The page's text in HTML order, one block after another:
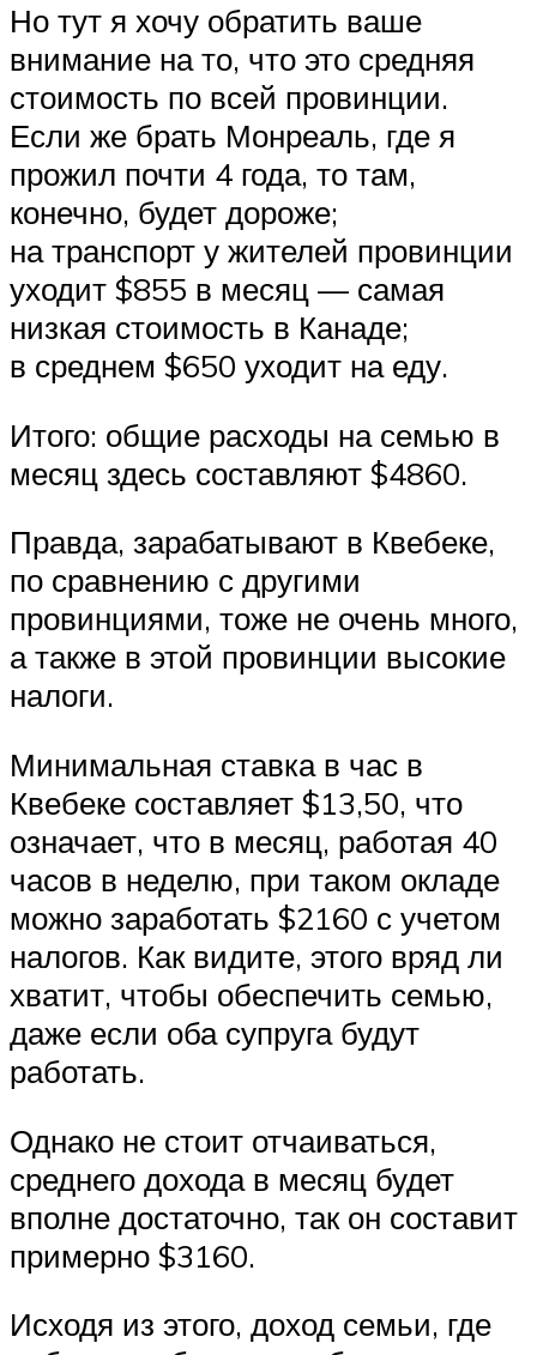
Но тут я хочу обратить ваше
внимание на то, что это средняя
стоимость по всей провинции.
Если же брать Монреаль, где я
прожил почти 4 года, то там,
конечно, будет дороже;
на транспорт у жителей провинции
уходит $855 в месяц — самая
низкая стоимость в Канаде;
в среднем $650 уходит на еду.
Итого: общие расходы на семью в
месяц здесь составляют $4860.
Правда, зарабатывают в Квебеке,
по сравнению с другими
провинциями, тоже не очень много,
а также в этой провинции высокие
налоги.
Минимальная ставка в час в
Квебеке составляет $13,50, что
означает, что в месяц, работая 40
часов в неделю, при таком окладе
можно заработать $2160 с учетом
налогов. Как видите, этого вряд ли
хватит, чтобы обеспечить семью,
даже если оба супруга будут
работать.
Однако не стоит отчаиваться,
среднего дохода в месяц будет
вполне достаточно, так он составит
примерно $3160.
Исходя из этого, доход семьи, где